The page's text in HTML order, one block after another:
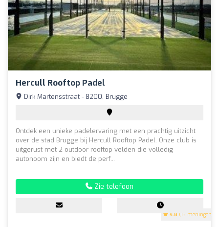
Hercull Rooftop Padel
4.8 (13 meningen)
Dirk Martensstraat - 8200, Brugge
Ontdek een unieke padelervaring met een prachtig uitzicht
over de stad Brugge bij Hercull Rooftop Padel. Onze club is
uitgerust met 2 outdoor rooftop velden die volledig
autonoom zijn en biedt de perf...
Zie telefoon